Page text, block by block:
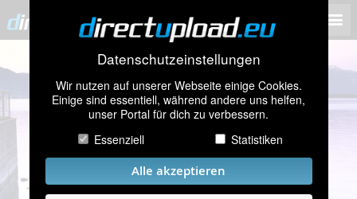
Datenschutzeinstellungen
Wir nutzen auf unserer Webseite einige Cookies.
Einige sind essentiell, während andere uns helfen,
unser Portal für dich zu verbessern.
Essenziell
Statistiken
Alle akzeptieren